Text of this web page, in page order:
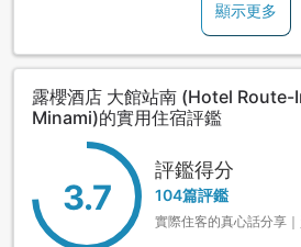
有95個免費平面停車位。
顯示更多
露櫻酒店 大館站南 (Hotel Route-
Minami)的實用住宿評鑑
3.7
評鑑得分
104篇評鑑
實際住客的真心話分享